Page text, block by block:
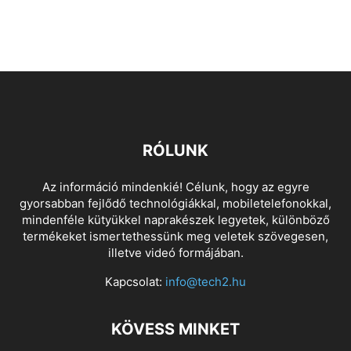
RÓLUNK
Az információ mindenkié! Célunk, hogy az egyre
gyorsabban fejlődő technológiákkal, mobiletelefonokkal,
mindenféle kütyükkel naprakészek legyetek, különböző
termékeket ismertethessünk meg veletek szövegesen,
illetve videó formájában.
Kapcsolat: info@tech2.hu
KÖVESS MINKET